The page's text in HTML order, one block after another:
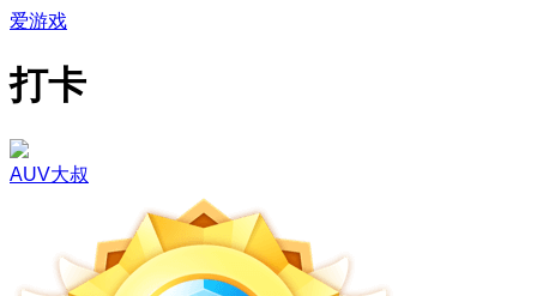
爱游戏
打卡
AUV大叔